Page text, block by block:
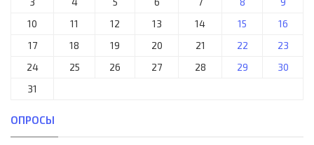
10
11 12 13 14 15
16
17
18 19 20 21 22
23
24
25 26 27 28 29
30
31
ОПРОСЫ